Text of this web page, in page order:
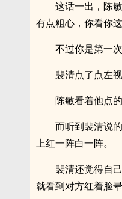
这话一出，陈
有点粗心，你看你
不过你是第一
裴清点了点左
陈敏看着他点
而听到裴清说
上红一阵白一阵。
裴清还觉得自
就看到对方红着脸